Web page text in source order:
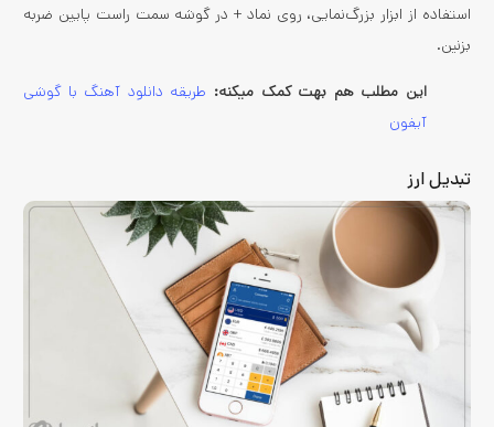
استفاده از ابزار بزرگ‌نمایی، روی نماد + در گوشه سمت راست پایین ضربه
بزنین.
این مطلب هم بهت کمک میکنه: طریقه دانلود آهنگ با گوشی
آیفون
تبدیل ارز